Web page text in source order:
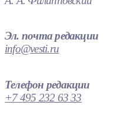
Эл. почта редакции
info@vesti.ru
Телефон редакции
+7 495 232 63 33